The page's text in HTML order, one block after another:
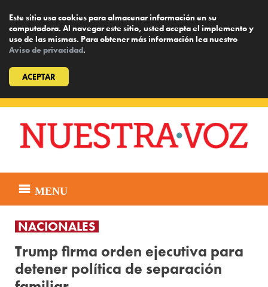
Este sitio usa cookies para almacenar información en su
computadora. Al navegar este sitio, usted acepta el implemento y
uso de las mismas. Para obtener más información lea nuestro
Aviso de privacidad.
ACEPTAR
content
MENU
NACIONALES
Trump firma orden ejecutiva para
detener política de separación